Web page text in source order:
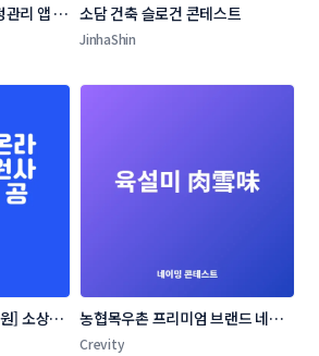
관리 앱 네 소담 건축 슬로건 콘테스트
JinhaShin
] 소상공
이밍 공
농협목우촌 프리미엄 브랜드 네이
밍 공모
Crevity